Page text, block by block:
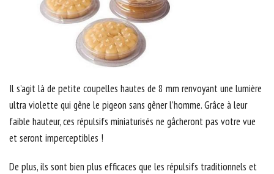
Il s’agit là de petite coupelles hautes de 8 mm renvoyant une lumière
ultra violette qui gêne le pigeon sans gêner l’homme. Grâce à leur
faible hauteur, ces répulsifs miniaturisés ne gâcheront pas votre vue
et seront imperceptibles !
De plus, ils sont bien plus efficaces que les répulsifs traditionnels et